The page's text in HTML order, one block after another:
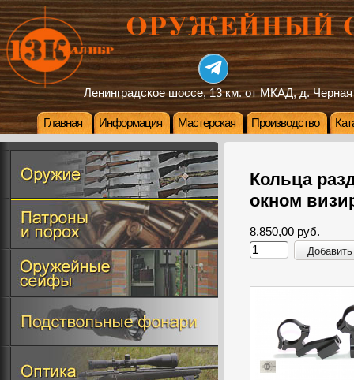
Ленинградское шоссе, 13 км. от МКАД, д. Черная
Главная Информация Мастерская Производство
Кольца
окном
8.850,00 руб.